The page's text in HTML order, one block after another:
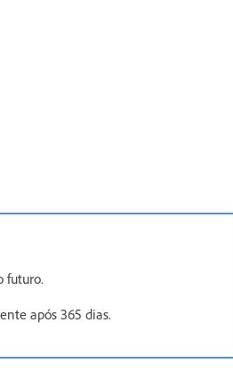
futuro.
após 365 dias.